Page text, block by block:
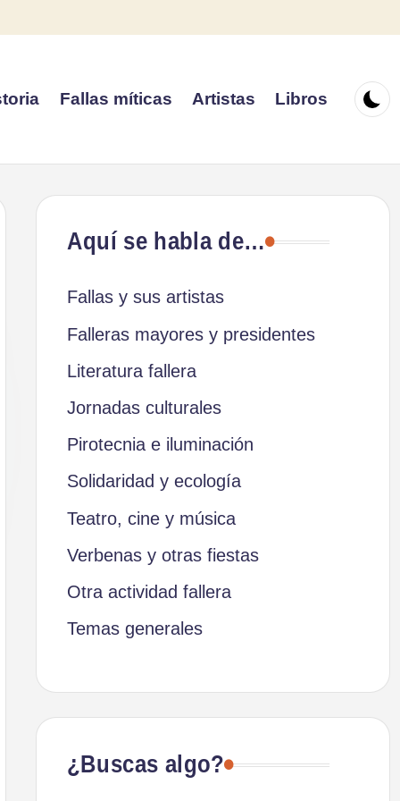
Fallas míticas Artistas Libros
Aquí se habla de…
Fallas y sus artistas
Falleras mayores y presidentes
Literatura fallera
Jornadas culturales
Pirotecnia e iluminación
Solidaridad y ecología
Teatro, cine y música
Verbenas y otras fiestas
Otra actividad fallera
Temas generales
¿Buscas algo?